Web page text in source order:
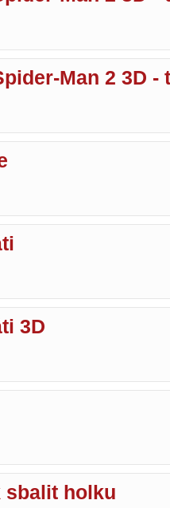
Man 2 3D -
3D
sbalit holku